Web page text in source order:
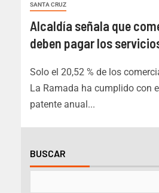
SANTA CRUZ
Alcaldía señala que
deben pagar los
Solo el 20,52 % de los
La Ramada ha cumplido con
patente anual...
BUSCAR